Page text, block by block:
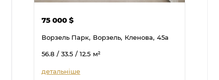
75 000$
Ворзель Парк, Ворзель, Кленова, 45а
56.8 / 33.5 / 12.5 м²
детальніше